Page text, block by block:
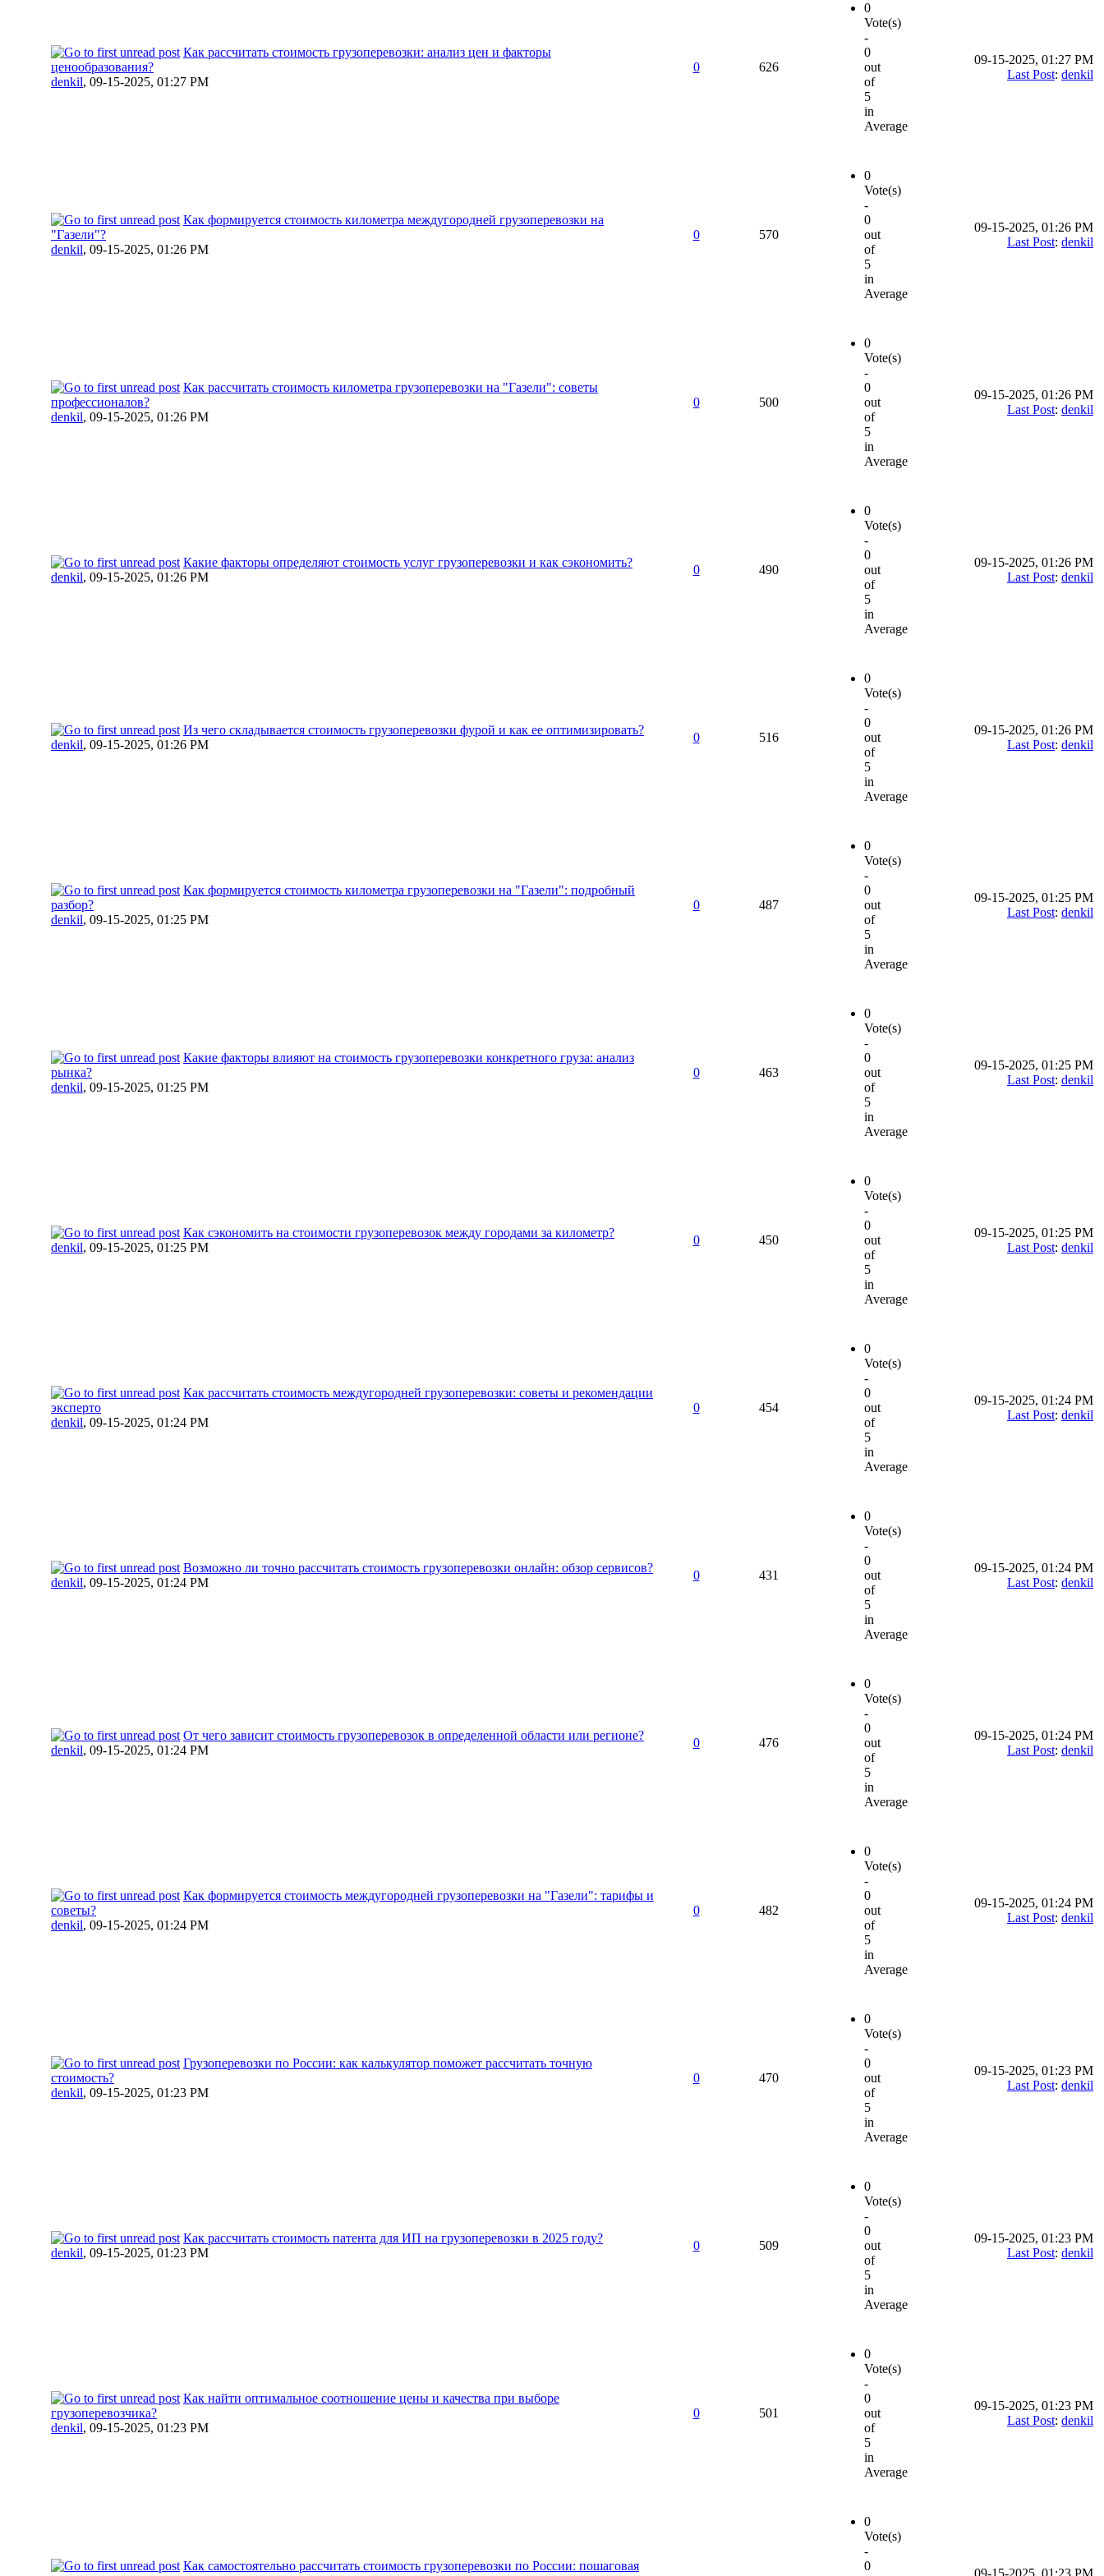
Как рассчитать стоимость грузоперевозки: анализ цен и факторы
ценообразования?
denkil, 09-15-2025, 01:27 PM
0 626
0
Vote(s)
-
0
out
of
5
in
Average
09-15-2025, 01:27 PM
Last Post: denkil
Как формируется стоимость километра междугородней грузоперевозки на
"Газели"?
denkil, 09-15-2025, 01:26 PM
0 570
0
Vote(s)
-
0
out
of
5
in
Average
09-15-2025, 01:26 PM
Last Post: denkil
Как рассчитать стоимость километра грузоперевозки на "Газели": советы
профессионалов?
denkil, 09-15-2025, 01:26 PM
0 500
0
Vote(s)
-
0
out
of
5
in
Average
09-15-2025, 01:26 PM
Last Post: denkil
Какие факторы определяют стоимость услуг грузоперевозки и как сэкономить?
denkil, 09-15-2025, 01:26 PM
0 490
0
Vote(s)
-
0
out
of
5
in
Average
09-15-2025, 01:26 PM
Last Post: denkil
Из чего складывается стоимость грузоперевозки фурой и как ее оптимизировать?
denkil, 09-15-2025, 01:26 PM
0 516
0
Vote(s)
-
0
out
of
5
in
Average
09-15-2025, 01:26 PM
Last Post: denkil
Как формируется стоимость километра грузоперевозки на "Газели": подробный
разбор?
denkil, 09-15-2025, 01:25 PM
0 487
0
Vote(s)
-
0
out
of
5
in
Average
09-15-2025, 01:25 PM
Last Post: denkil
Какие факторы влияют на стоимость грузоперевозки конкретного груза: анализ
рынка?
denkil, 09-15-2025, 01:25 PM
0 463
0
Vote(s)
-
0
out
of
5
in
Average
09-15-2025, 01:25 PM
Last Post: denkil
Как сэкономить на стоимости грузоперевозок между городами за километр?
denkil, 09-15-2025, 01:25 PM
0 450
0
Vote(s)
-
0
out
of
5
in
Average
09-15-2025, 01:25 PM
Last Post: denkil
Как рассчитать стоимость междугородней грузоперевозки: советы и рекомендации
эксперто
denkil, 09-15-2025, 01:24 PM
0 454
0
Vote(s)
-
0
out
of
5
in
Average
09-15-2025, 01:24 PM
Last Post: denkil
Возможно ли точно рассчитать стоимость грузоперевозки онлайн: обзор сервисов?
denkil, 09-15-2025, 01:24 PM
0 431
0
Vote(s)
-
0
out
of
5
in
Average
09-15-2025, 01:24 PM
Last Post: denkil
От чего зависит стоимость грузоперевозок в определенной области или регионе?
denkil, 09-15-2025, 01:24 PM
0 476
0
Vote(s)
-
0
out
of
5
in
Average
09-15-2025, 01:24 PM
Last Post: denkil
Как формируется стоимость междугородней грузоперевозки на "Газели": тарифы и
советы?
denkil, 09-15-2025, 01:24 PM
0 482
0
Vote(s)
-
0
out
of
5
in
Average
09-15-2025, 01:24 PM
Last Post: denkil
Грузоперевозки по России: как калькулятор поможет рассчитать точную
стоимость?
denkil, 09-15-2025, 01:23 PM
0 470
0
Vote(s)
-
0
out
of
5
in
Average
09-15-2025, 01:23 PM
Last Post: denkil
Как рассчитать стоимость патента для ИП на грузоперевозки в 2025 году?
denkil, 09-15-2025, 01:23 PM
0 509
0
Vote(s)
-
0
out
of
5
in
Average
09-15-2025, 01:23 PM
Last Post: denkil
Как найти оптимальное соотношение цены и качества при выборе
грузоперевозчика?
denkil, 09-15-2025, 01:23 PM
0 501
0
Vote(s)
-
0
out
of
5
in
Average
09-15-2025, 01:23 PM
Last Post: denkil
Как самостоятельно рассчитать стоимость грузоперевозки по России: пошаговая
0
Vote(s)
-
0
09-15-2025, 01:23 PM